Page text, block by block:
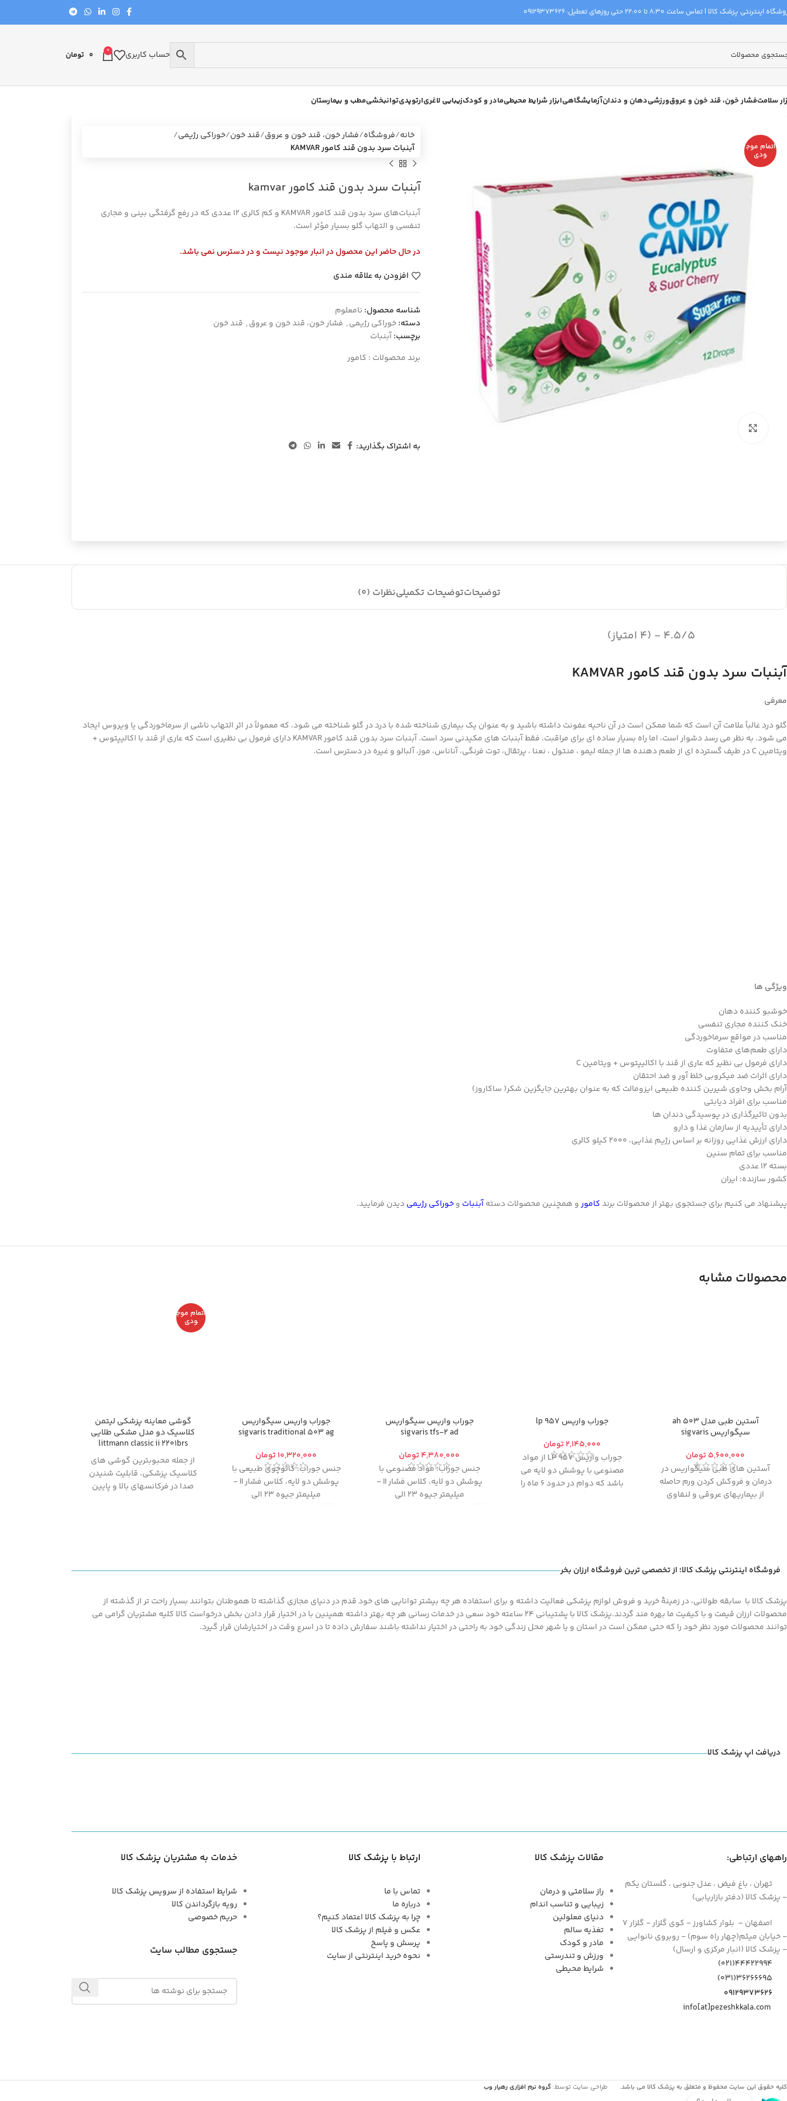
اینترنتی پزشک کالا | تماس ساعت 8:30 تا 22:00 حتی روزهای تعطیل: 09129373626
حساب کاربری 0
0 تومان
سلامتفشار خون، قند خون و عروقورزشیدهان و دندانآزمایشگاهیابزار شرایط محیطیمادر و کودکزیبایی لاغریارتوپدیتوانبخشیمطب و بیمارستان
اتمام موج
ودی
خانه فروشگاه فشار خون، قند خون و عروق قند خون خوراکی رژیمی
آبنبات سرد بدون قند کامور KAMVAR
آبنبات سرد بدون قند کامور kamvar
آبنبات‌های سرد بدون قند کامور KAMVAR و کم کالری 12 عددی که در رفع گرفتگی بینی و مجاری
تنفسی و التهاب گلو بسیار مؤثر است.
در حال حاضر این محصول در انبار موجود نیست و در دسترس نمی باشد.
افزودن به علاقه مندی
شناسه محصول: نامعلوم
دسته:خوراکی رژیمی, فشار خون، قند خون و عروق, قند خون
برچسب:آبنبات
برند محصولات : کامور
به اشتراک بگذارید:
توضیحاتتوضیحات تکمیلینظرات (0)
4.5/5 - (4 امتیاز)
آبنبات سرد بدون قند کامور KAMVAR
معرفی
گلو درد غالباً علامت آن است که شما ممکن است در آن ناحیه عفونت داشته باشید و به عنوان یک بیماری شناخته شده با درد در گلو شناخته می شود، که معمولاً در اثر التهاب ناشی از سرماخوردگی یا ویروس ایجاد
می شود. به نظر می رسد دشوار است، اما راه بسیار ساده ای برای مراقبت، فقط آبنبات های مکیدنی سرد است. آبنبات سرد بدون قند کامور KAMVAR دارای فرمول بی نظیری است که عاری از قند با اکالیپتوس +
ویتامین C در طیف گسترده ای از طعم دهنده ها از جمله لیمو ، منتول ، نعنا ، پرتقال، توت فرنگی، آناناس، موز، آلبالو و غیره در دسترس است.
ویژگی ها
خوشبو کننده دهان
خنک کننده مجاری تنفسی
مناسب در مواقع سرماخوردگی
دارای طعم‌های متفاوت
دارای فرمول بی نظیر که عاری از قند با اکالیپتوس + ویتامین C
دارای اثرات ضد میکروبی خلط آور و ضد احتقان
آرام بخش وحاوی شیرین کننده طبیعی ایزومالت که به عنوان بهترین جایگزین شکر( ساکاروز)
مناسب برای افراد دیابتی
بدون تاثیرگذاری در پوسیدگی دندان ها
دارای تأییدیه از سازمان غذا و دارو
دارای ارزش غذایی روزانه بر اساس رژیم غذایی، 2000 کیلو کالری
مناسب برای تمام سنین
بسته 12 عددی
کشور سازنده: ایران
پیشنهاد می کنیم برای جستجوی بهتر از محصولات برندکامورو همچنین محصولات دستهآبنبات وخوراکی رژیمیدیدن فرمایید.
محصولات مشابه
آستین طبی مدل ah 503
سیگواریس sigvaris
تومان
آستین های طبی سیگواریس در
درمان و فروکش کردن ورم حاصله
از بیماریهای عروقی و لنفاوی
میگردد. همچنین به همراه بانداژ،
موثر است.
جوراب واریس 957 lp
تومان
جوراب واریس 957 LP از مواد
مصنوعی با پوشش دو لایه می
باشد که دوام در حدود ۶ ماه را
تضمین می کند. از طرفی جوراب
خواهشمندیم قبل از تکمیل
از طریق تماس تلفنی از درستی
سایز و مدل انتخابی خوداطمینان
حاصل کنید
جوراب واریس سیگواریس
sigvaris tfs-2 ad
تومان
جنس جوراب: مواد مصنوعی با
پوشش دو لایه، کلاس فشار II -
میلیمتر جیوه 23 الی
32،
جوراب واریس سیگواریس
sigvaris traditional 503 ag
تومان
جنس جوراب:کائوچوی طبیعی با
پوشش دو لایه،
کلاس فشار II -
میلیمتر جیوه 23 الی
32
AG (از کف پا تا خط
تلفنی از درستی سایز و مدل
انتخابی خوداطمینان حاصل کنید
اتمام موج
ودی
گوشی معاینه پزشکی لیتمن
کلاسیک دو مدل مشکی طلایی
littmann classic ii 2201brs
از جمله محبوبترین گوشی های
کلاسیک پزشکی، قابلیت شنیدن
صدا در فرکانسهای بالا و پایین
فروشگاه اینترنتی پزشک کالا؛ از تخصصی ترین فروشگاه ارزان بخر
پزشک کالا با سابقه طولانی، در زمینۀ خرید و فروش لوازم پزشکی فعالیت داشته و برای استفاده هر چه بیشتر توانایی های خود قدم در دنیای مجازی گذاشته تا هموطنان بتوانند بسیار راحت تر از گذشته از
محصولات ارزان قیمت و با کیفیت ما بهره مند گردند.پزشک کالا با پشتیبانی 24 ساعته خود سعی در خدمات رسانی هر چه بهتر داشته همپنین با در اختیار قرار دادن بخش درخواست کالا کلیه مشتریان گرامی می
توانند محصولات مورد نظر خود را که حتی ممکن است در استان و یا شهر محل زندگی خود به راحتی در اختیار نداشته باشند سفارش داده تا در اسرع وقت در اختیارشان قرار گیرد.
دریافت اپ پزشک کالا
خدمات به مشتریان پزشک کالا
شرایط استفاده از سرویس پزشک کالا
رویه بازگرداندن کالا
حریم خصوصی
جستجوی مطالب سایت
ارتباط با پزشک کالا
تماس با ما
درباره ما
چرا به پزشک کالا اعتماد کنیم؟
عکس و فیلم از پزشک کالا
پرسش و پاسخ
نحوه خرید اینترنتی از سایت
مقالات پزشک کالا
راز سلامتی و درمان
زیبایی و تناسب اندام
دنیای معلولین
تغذیه سالم
مادر و کودک
ورزش و تندرستی
شرایط محیطی
راههای ارتباطی:
تهران ، باغ فیض ، عدل جنوبی ، گلستان یکم
- پزشک کالا (دفتر بازاریابی)
اصفهان – بلوار کشاورز - کوی گلزار - گلزار 7
- خیابان میثم(چهار راه سوم) - روبروی نانوایی
- پزشک کالا (انبار مرکزی و ارسال)
44422994(021)
۳۶۲۶۶۶۹۵(۰۳۱)
۰۹۱۲۹۳۷۳۶۲۶
info[at]pezeshkkala.com
کلیه حقوق این سایت محفوظ و متعلق به پزشک کالا می باشد. طراحی سایت توسط: گروه نرم افزاری رهیار وب
Facebook
Instagram
linkedin
WhatsApp
تلگرام